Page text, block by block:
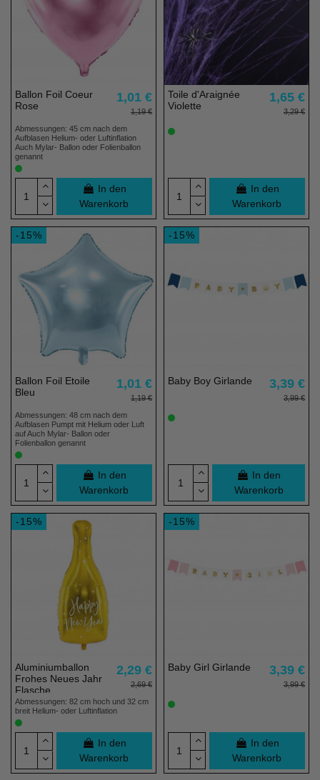
Ballon Foil Coeur
Rose
1,01 €
1,19 €
Abmessungen: 45 cm nach dem
Aufblasen Helium- oder Luftinflation
Auch Mylar- Ballon oder Folienballon
genannt
In den
Warenkorb
Toile d'Araignée
Violette
1,65 €
3,29 €
In den
Warenkorb
-15%
Ballon Foil Etoile
Bleu
1,01 €
1,19 €
Abmessungen: 48 cm nach dem
Aufblasen Pumpt mit Helium oder Luft
auf Auch Mylar- Ballon oder
Folienballon genannt
In den
Warenkorb
-15%
Baby Boy Girlande 3,39 €
3,99 €
In den
Warenkorb
-15%
Aluminiumballon
Frohes Neues Jahr
Flasche
2,29 €
2,69 €
Abmessungen: 82 cm hoch und 32 cm
breit Helium- oder Luftinflation
In den
Warenkorb
-15%
Baby Girl Girlande 3,39 €
3,99 €
In den
Warenkorb